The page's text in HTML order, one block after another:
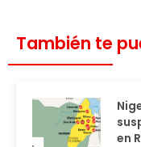
También te
en